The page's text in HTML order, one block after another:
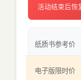
活动结束后恢
纸质书参考价
电子版限时价